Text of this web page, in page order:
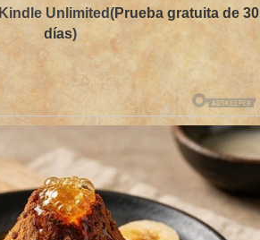
Kindle Unlimited(Prueba gratuita de 30
días)